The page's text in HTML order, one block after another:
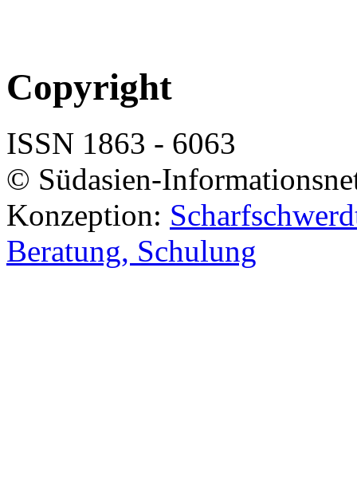
Copyright
ISSN 1863 - 6063
© Südasien-
Konzeption:
Beratung, Schulung